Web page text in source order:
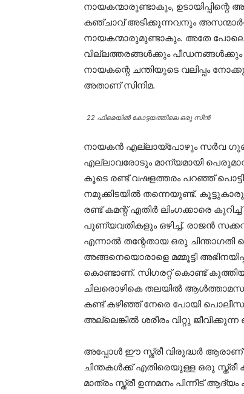
നായകന്മാരുണ്ടാകും, ഉടായിപ്പിന്റെ
കഞ്ചാവ് അടിക്കുന്നവനും
നായകന്മാരുമുണ്ടാകും. അതേ
വില്ലത്തരങ്ങൾക്കും പീഡനങ്ങൾക്കും
നായകന്റെ ചന്തിയുടെ വലിപ്പം
അതാണ് സിനിമ.
22 ഫീമെയിൽ കോട്ടയത്തിലെ ഒരു സീൻ
നായകൻ എല്ലായ്പോഴും സർവ
എല്ലാവരോടും മാന്യമായി
കൂടെ രണ്ട് വഷളത്തരം പറഞ്ഞ്
നമുക്കിടയിൽ തന്നെയുണ്ട്.
രണ്ട് കമന്റ് എതിർ ലിംഗക്കാരെ
പുണ്യവതികളും ഒഴിച്ച്. രാജൻ
എന്നാൽ തന്റേതായ ഒരു
അങ്ങനെയൊരാളെ മമ്മൂട്ടി
കൊണ്ടാണ്. സിഗരറ്റ് കൊണ്ട്
ചിലരൊഴികെ തലയിൽ
കണ്ട് കഴിഞ്ഞ് നേരെ പോയി
അല്ലെങ്കിൽ ശരീരം വിറ്റു
അപ്പോൾ ഈ സ്ത്രീ വിരുദ്ധർ ആരാണ്?
ചിന്തകൾക്ക് എതിരെയുള്ള ഒരു സ്ത്രീ
മാത്രം സ്ത്രീ ഉന്നമനം പിന്നീട്